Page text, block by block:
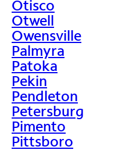
Otisco
Otwell
Owensville
Palmyra
Patoka
Pekin
Pendleton
Petersburg
Pimento
Pittsboro